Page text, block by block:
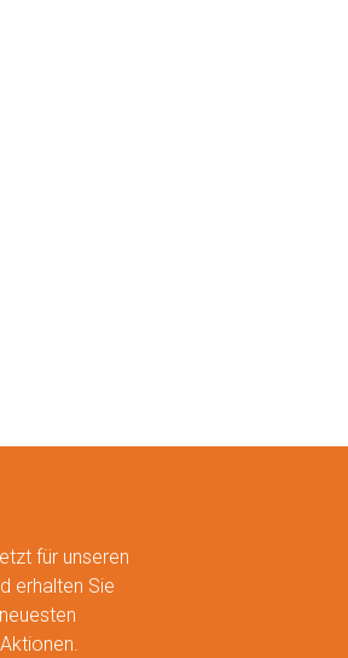
für unseren
erhalten Sie